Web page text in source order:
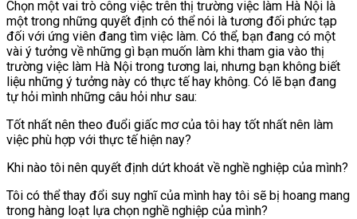
Chọn một vai trò công việc trên thị trường việc làm Hà Nội là
một trong những quyết định có thể nói là tương đối phức tạp
đối với ứng viên đang tìm việc làm. Có thể, bạn đang có một
vài ý tưởng về những gì bạn muốn làm khi tham gia vào thị
trường việc làm Hà Nội trong tương lai, nhưng bạn không biết
liệu những ý tưởng này có thực tế hay không. Có lẽ bạn đang
tự hỏi mình những câu hỏi như sau:
Tốt nhất nên theo đuổi giấc mơ của tôi hay tốt nhất nên làm
việc phù hợp với thực tế hiện nay?
Khi nào tôi nên quyết định dứt khoát về nghề nghiệp của mình?
Tôi có thể thay đổi suy nghĩ của mình hay tôi sẽ bị hoang mang
trong hàng loạt lựa chọn nghề nghiệp của mình?